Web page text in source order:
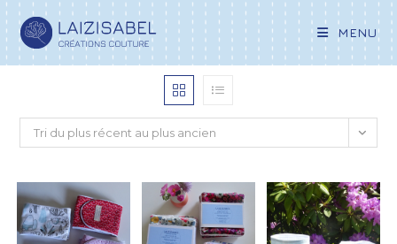
MENU
Tri du plus récent au plus ancien